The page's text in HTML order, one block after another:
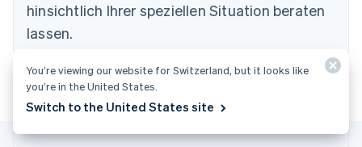
hinsichtlich Ihrer speziellen Situation beraten
lassen.
English
Festlandchina
Finnland
English Svenska
FrançaisEnglish
Gibraltar
You’re viewing our website for Switzerland, but it looks like
you’re in the United States.
Switch to the United States site